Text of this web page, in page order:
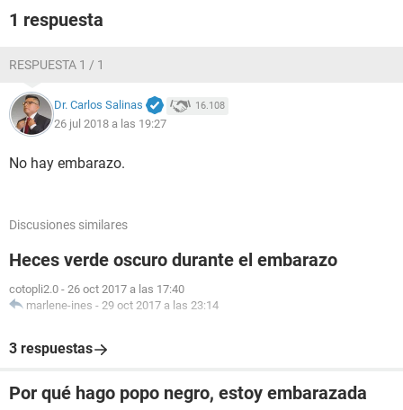
1 respuesta
RESPUESTA 1 / 1
Dr. Carlos Salinas 16.108
26 jul 2018 a las 19:27
No hay embarazo.
Discusiones similares
Heces verde oscuro durante el embarazo
cotopli2.0 - 26 oct 2017 a las 17:40
marlene-ines - 29 oct 2017 a las 23:14
3 respuestas
Por qué hago popo negro, estoy embarazada